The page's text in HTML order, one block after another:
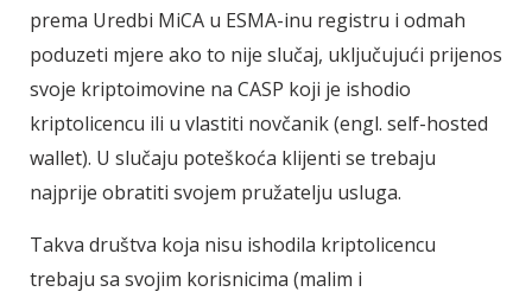
prema Uredbi MiCA u ESMA-inu registru i odmah
poduzeti mjere ako to nije slučaj, uključujući prijenos
svoje kriptoimovine na CASP koji je ishodio
kriptolicencu ili u vlastiti novčanik (engl. self-hosted
wallet). U slučaju poteškoća klijenti se trebaju
najprije obratiti svojem pružatelju usluga.
Takva društva koja nisu ishodila kriptolicencu
trebaju sa svojim korisnicima (malim i